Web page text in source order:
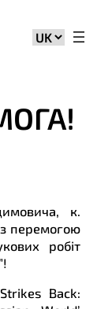
Вибрати
к.
з перемогою
робіт
Back: